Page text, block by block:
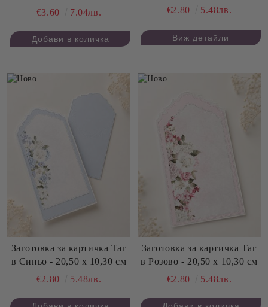
€3.60
7.04лв.
€2.80
5.48лв.
Виж детайли
Заготовка за картичка Таг
в Синьо - 20,50 х 10,30 см
€2.80
5.48лв.
Заготовка за картичка Таг
в Розово - 20,50 х 10,30 см
€2.80
5.48лв.